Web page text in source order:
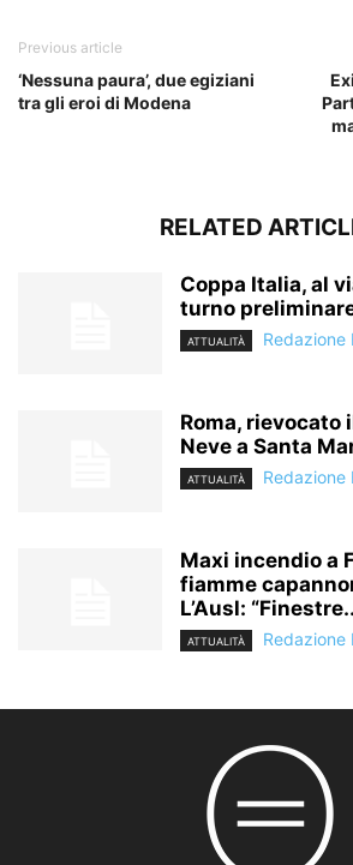
Previous article
‘Nessuna paura’, due egiziani
tra gli eroi di Modena
RELATED
Coppa Italia, al
turno
ATTUALITÀ Redazione
Roma, rievocato
Neve a Santa
ATTUALITÀ Redazione
Maxi incendio a
fiamme
L’Ausl:
ATTUALITÀ Redazione